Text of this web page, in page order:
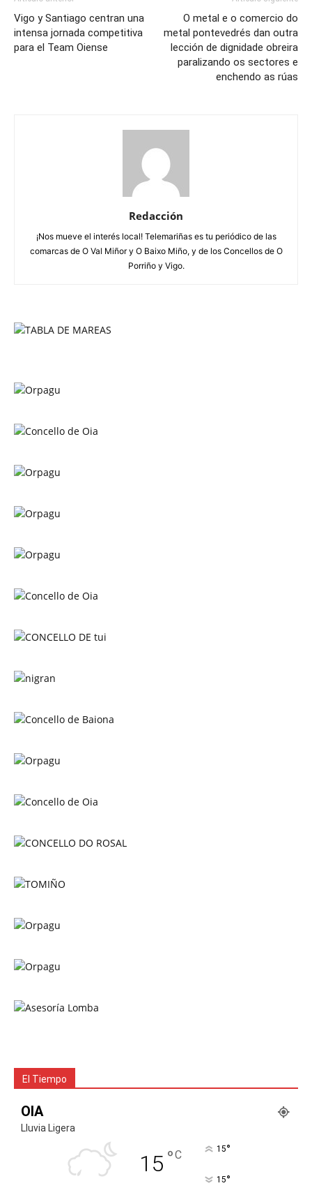
Vigo y Santiago centran una
intensa jornada competitiva
para el Team Oiense
O metal e o comercio do
metal pontevedrés dan outra
lección de dignidade obreira
paralizando os sectores e
enchendo as rúas
Redacción
¡Nos mueve el interés local! Telemariñas es tu periódico de las
comarcas de O Val Miñor y O Baixo Miño, y de los Concellos de O
Porriño y Vigo.
El Tiempo
OIA
Lluvia Ligera
15 °C 15°
15°